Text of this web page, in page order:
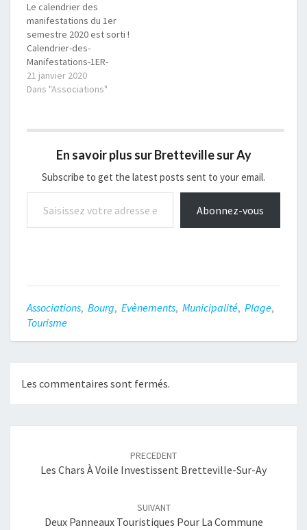
Le calendrier des
manifestations du 1er
semestre 2020 est sorti !
Calendrier-des-
Manifestations-1ER-
SEMESTRE-
2020Télécharger
21 janvier 2020
Dans "Associations"
En savoir plus sur Bretteville sur Ay
Subscribe to get the latest posts sent to your email.
Saisissez votre adresse e-mail…
Abonnez-vous
Associations, Bourg, Evènements, Municipalité, Plage,
Tourisme
Les commentaires sont fermés.
PRECEDENT
Les Chars À Voile Investissent Bretteville-Sur-Ay
SUIVANT
Deux Panneaux Touristiques Pour La Commune